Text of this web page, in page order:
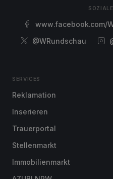
www.facebook.com/
@WRundschau
SERVICES
Reklamation
Inserieren
Trauerportal
Stellenmarkt
Immobilienmarkt